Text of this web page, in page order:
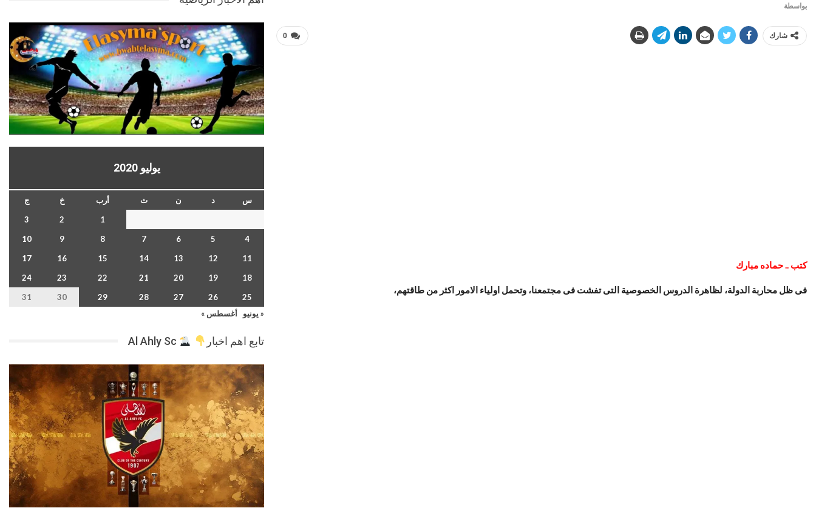
بواسطة
0 شارك
كتب .. حماده مبارك
فى ظل محاربة الدولة، لظاهرة الدروس الخصوصية التى تفشت فى مجتمعنا، وتحمل اولياء الامور اكثر من طاقتهم،
يوليو 2020
س د ن ث أرب خ
ج
1
2
3
4
5
6
7
8
9
10
11
12
13
14
15
16
17
18
19
20
21
22
23
24
25
26
27
28
29
30
31
« يونيو
أغسطس »
تابع اهم اخبار